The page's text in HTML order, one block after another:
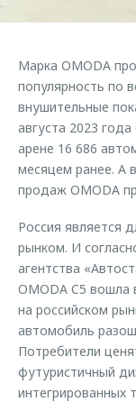
Аксессуары
Одежда и
Оригинальные
Запчасти
Калькулятор
Клиентская
O&J Автоклуб
Клуб владельцев
Приложение O&J
Одежда и
Оригинальные
Запчасти
Обратная связь
Марка OMODA
популярность по
внушительные
августа 2023
арене 16 686
месяцем ранее. А
продаж OMODA
Россия является
рынком. И
агентства
OMODA C5 вошла
на российском
автомобиль
Потребители
футуристичный
интегрированных